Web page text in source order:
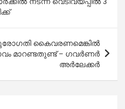
കൈവരണമെങ്കില്‍
മാറണ്ടതുണ്ട് – ഗവര്‍ണര്‍
അര്‍ലേക്കര്‍